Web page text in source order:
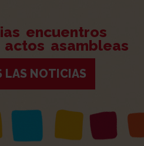
encuentros
actos asambleas
LAS NOTICIAS